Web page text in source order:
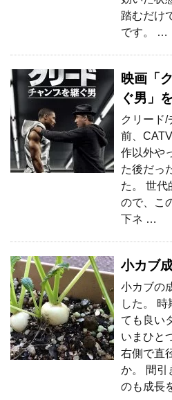
踏むだけ
です。 …
映画「
ぐ男」
クリード/
前、
作以外や
た後だっ
た。 世代
ので、こ
下ネ …
小カブ
小カブの
した。 時
ても良い
いまひと
右側で直
か。 間引
のも成長